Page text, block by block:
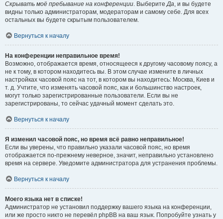
Скрывать моё пребывание на конференции. ВыберитеДа, и вы будете
видны только администраторам, модераторам и самому себе. Для всех
остальных вы будете скрытым пользователем.
Вернуться к началу
На конференции неправильное время!
Возможно, отображается время, относящееся к другому часовому поясу, а
не к тому, в котором находитесь вы. В этом случае измените в личных
настройках часовой пояс на тот, в котором вы находитесь: Москва, Киев и
т. д. Учтите, что изменять часовой пояс, как и большинство настроек,
могут только зарегистрированные пользователи. Если вы не
зарегистрированы, то сейчас удачный момент сделать это.
Вернуться к началу
Я изменил часовой пояс, но время всё равно неправильное!
Если вы уверены, что правильно указали часовой пояс, но время
отображается по-прежнему неверное, значит, неправильно установлено
время на сервере. Уведомите администратора для устранения проблемы.
Вернуться к началу
Моего языка нет в списке!
Администратор не установил поддержку вашего языка на конференции,
или же просто никто не перевёл phpBB на ваш язык. Попробуйте узнать у